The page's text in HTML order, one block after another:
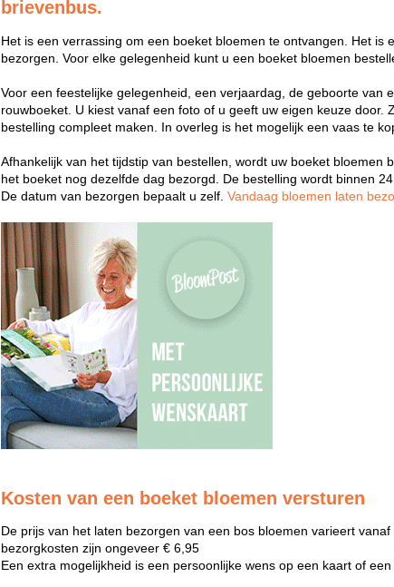
brievenbus.
Het is een verrassing om een boeket bloemen te ontvangen. Het is
bezorgen. Voor elke gelegenheid kunt u een boeket bloemen
Voor een feestelijke gelegenheid, een verjaardag, de geboorte van
rouwboeket. U kiest vanaf een foto of u geeft uw eigen keuze door.
bestelling compleet maken. In overleg is het mogelijk een vaas te
Afhankelijk van het tijdstip van bestellen, wordt uw boeket bloemen
het boeket nog dezelfde dag bezorgd. De bestelling wordt binnen
De datum van bezorgen bepaalt u zelf.Vandaag bloemen laten
Kosten van een boeket bloemen versturen
De prijs van het laten bezorgen van een bos bloemen varieert
bezorgkosten zijn ongeveer € 6,95
Een extra mogelijkheid is een persoonlijke wens op een kaart of